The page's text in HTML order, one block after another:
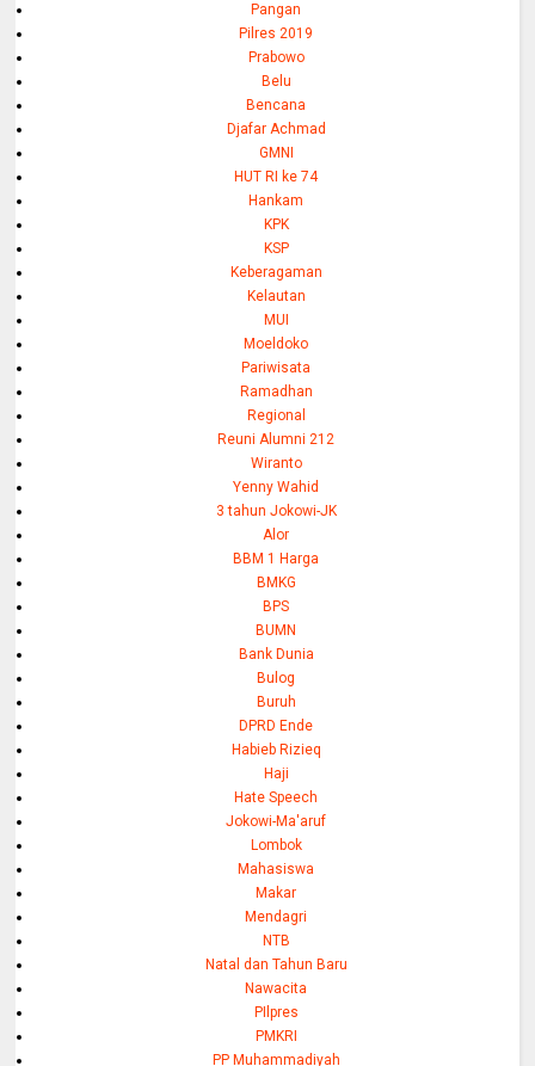
Pangan
Pilres 2019
Prabowo
Belu
Bencana
Djafar Achmad
GMNI
HUT RI ke 74
Hankam
KPK
KSP
Keberagaman
Kelautan
MUI
Moeldoko
Pariwisata
Ramadhan
Regional
Reuni Alumni 212
Wiranto
Yenny Wahid
3 tahun Jokowi-JK
Alor
BBM 1 Harga
BMKG
BPS
BUMN
Bank Dunia
Bulog
Buruh
DPRD Ende
Habieb Rizieq
Haji
Hate Speech
Jokowi-Ma'aruf
Lombok
Mahasiswa
Makar
Mendagri
NTB
Natal dan Tahun Baru
Nawacita
PIlpres
PMKRI
PP Muhammadiyah